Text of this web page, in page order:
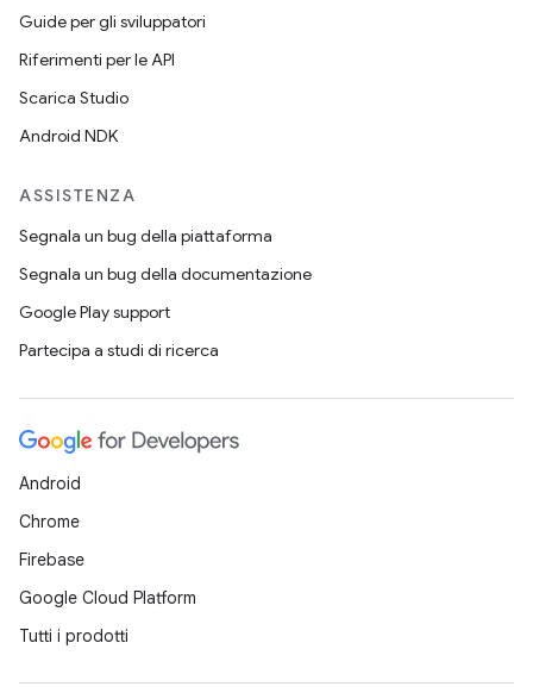
Guide per gli sviluppatori
Riferimenti per le API
Scarica Studio
Android NDK
ASSISTENZA
Segnala un bug della piattaforma
Segnala un bug della documentazione
Google Play support
Partecipa a studi di ricerca
Android
Chrome
Firebase
Google Cloud Platform
Tutti i prodotti